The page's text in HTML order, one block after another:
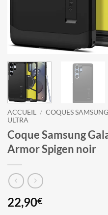
ACCUEIL / COQUES SAMSUNG
ULTRA
Coque Samsung
Armor Spigen noir
22,90€